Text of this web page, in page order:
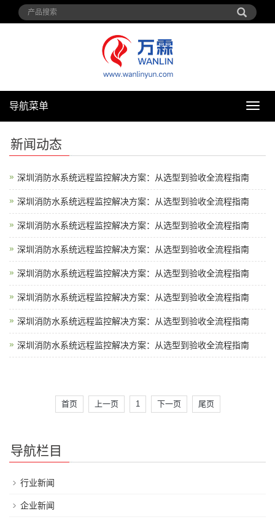
导
导航菜单
新闻动态
深圳消防水系统远程监控解决方案：从选型到验收全流程指南
深圳消防水系统远程监控解决方案：从选型到验收全流程指南
深圳消防水系统远程监控解决方案：从选型到验收全流程指南
深圳消防水系统远程监控解决方案：从选型到验收全流程指南
深圳消防水系统远程监控解决方案：从选型到验收全流程指南
深圳消防水系统远程监控解决方案：从选型到验收全流程指南
深圳消防水系统远程监控解决方案：从选型到验收全流程指南
深圳消防水系统远程监控解决方案：从选型到验收全流程指南
首页 上一页 1 下一页 尾页
导航栏目
行业新闻
企业新闻